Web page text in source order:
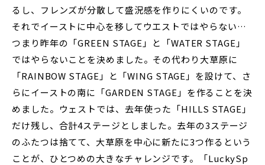
るし、フレンズが分散して盛況感を作りにくいのです。
それでイーストに中心を移してウエストではやらない…
つまり昨年の「GREEN STAGE」と「WATER STAGE」
ではやらないことを決めました。その代わり大草原に
「RAINBOW STAGE」と「WING STAGE」を設けて、さ
らにイーストの南に「GARDEN STAGE」を作ることを決
めました。ウェストでは、去年使った「HILLS STAGE」
だけ残し、合計4ステージとしました。去年の3ステージ
のふたつは捨てて、大草原を中心に新たに3つ作るという
ことが、ひとつめの大きなチャレンジです。「LuckySp